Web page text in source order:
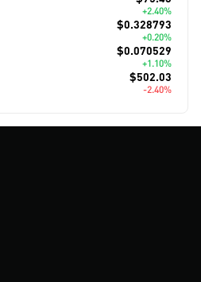
+2.40%
$0.328793
+0.20%
$0.070529
+1.10%
$502.03
-2.40%